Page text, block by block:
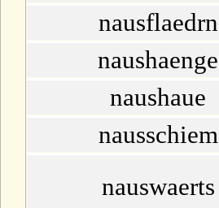
nausflaedrn
naushaenge
naushaue
nausschiem
nauswaerts